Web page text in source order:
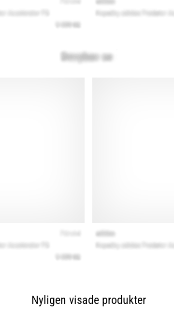
Nyligen visade produkter